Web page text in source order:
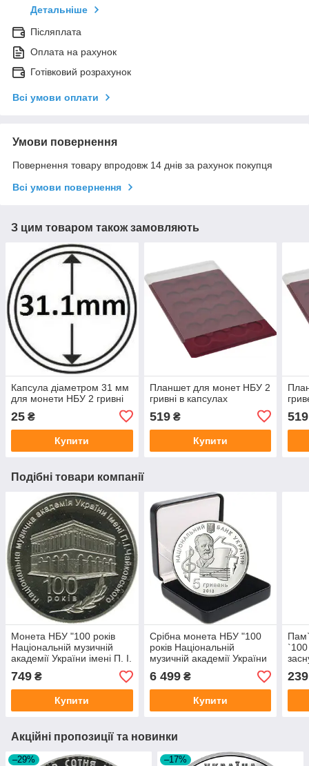
Детальніше
Післяплата
Оплата на рахунок
Готівковий розрахунок
Всі умови оплати
Умови повернення
Повернення товару впродовж 14 днів за рахунок покупця
Всі умови повернення
З цим товаром також замовляють
Капсула діаметром 31 мм
для монети НБУ 2 гривні
25 ₴
Купити
Планшет для монет НБУ 2
гривні в капсулах
519₴
Купити
519
Подібні товари компанії
Монета НБУ "100 років
Національній музичній
академії України імені П. І.
Чайковського"
749 ₴
Купити
Срібна монета НБУ "100
років Національній
музичній академії України
імені П. І. Чайковського"
6 499₴
Купити
`100
239
Акційні пропозиції та новинки
–29% –17%